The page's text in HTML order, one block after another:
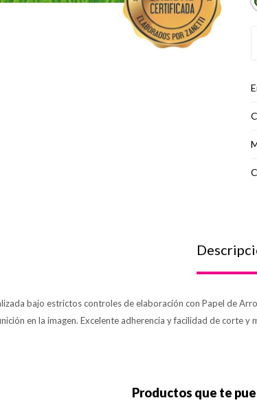
bajo estrictos controles de elaboración con Papel de
en la imagen. Excelente adherencia y facilidad de corte y
Productos que te